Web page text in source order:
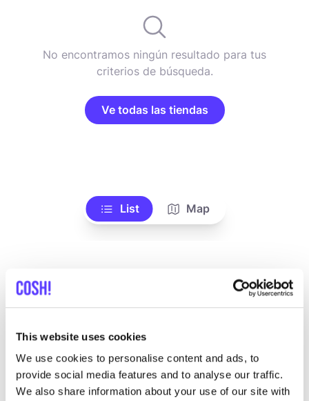
This website uses cookies
We use cookies to personalise content and ads, to
provide social media features and to analyse our traffic.
We also share information about your use of our site with
No encontramos ningún resultado para tus
criterios de búsqueda.
Ve todas las tiendas
List Map
Otras marcas